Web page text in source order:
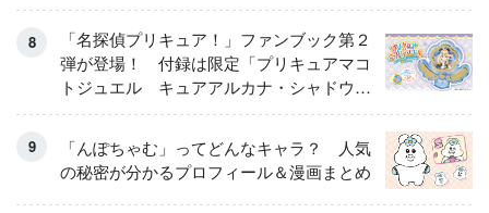
「名探偵プリキュア！」ファンブック第２
弾が登場！ 付録は限定「プリキュアマコ
トジュエル キュアアルカナ・シャドウ
アイスver.」 キュアエクレールを大特
「んぽちゃむ」ってどんなキャラ？ 人気
の秘密が分かるプロフィール＆漫画まとめ